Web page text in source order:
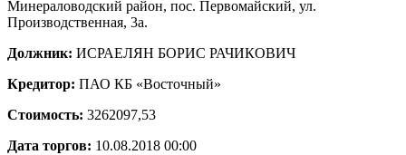
Минераловодский район, пос. Первомайский, ул.
Производственная, 3а.
Должник: ИСРАЕЛЯН БОРИС РАЧИКОВИЧ
Кредитор: ПАО КБ «Восточный»
Стоимость: 3262097,53
Дата торгов: 10.08.2018 00:00